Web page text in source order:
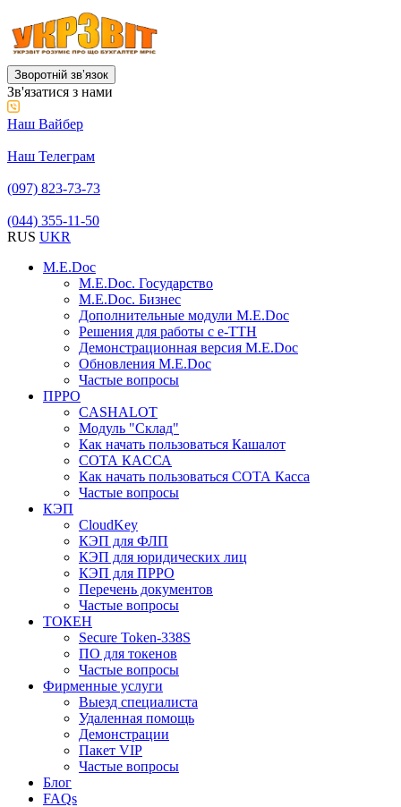
Зворотній звʼязок
Зв'язатися з нами
Наш Вайбер
Наш Телеграм
(097) 823-73-73
(044) 355-11-50
RUS UKR
M.E.Doc
M.E.Doc. Государство
M.E.Doc. Бизнес
Дополнительные модули M.E.Doc
Решения для работы с е-ТТН
Демонстрационная версия M.E.Doc
Обновления M.E.Doc
Частые вопросы
ПРРО
CASHALOT
Модуль "Склад"
Как начать пользоваться Кашалот
СОТА КАCСА
Как начать пользоваться СОТА Касса
Частые вопросы
КЭП
CloudKey
КЭП для ФЛП
КЭП для юридических лиц
КЭП для ПРРО
Перечень документов
Частые вопросы
ТОКЕН
Secure Token-338S
ПО для токенов
Частые вопросы
Фирменные услуги
Выезд специалиста
Удаленная помощь
Демонстрации
Пакет VIP
Частые вопросы
Блог
FAQs